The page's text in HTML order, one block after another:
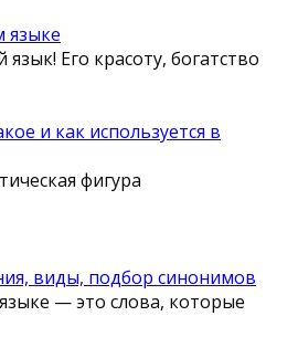
языке
язык! Его красоту, богатство
и как используется в
фигура
виды, подбор синонимов
— это слова, которые